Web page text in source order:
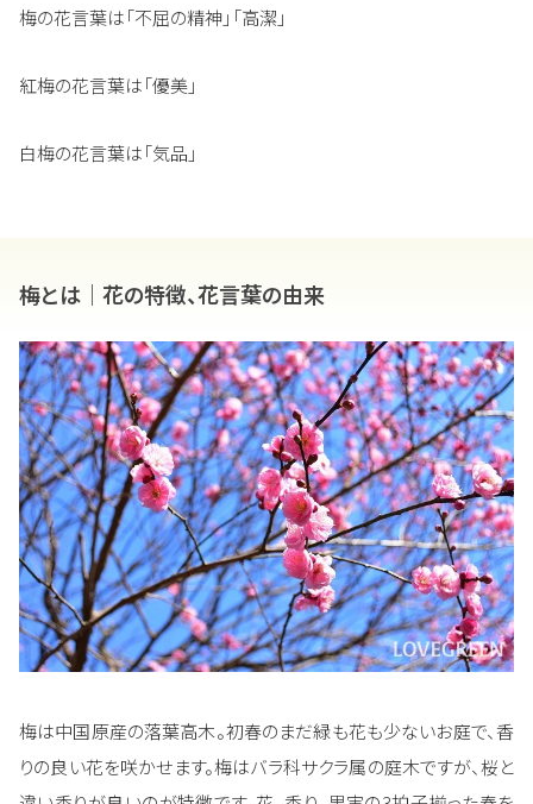
梅の花言葉は「不屈の精神」「高潔」
紅梅の花言葉は「優美」
白梅の花言葉は「気品」
梅とは｜花の特徴、花言葉の由来
梅は中国原産の落葉高木。初春のまだ緑も花も少ないお庭で、香
りの良い花を咲かせます。梅はバラ科サクラ属の庭木ですが、桜と